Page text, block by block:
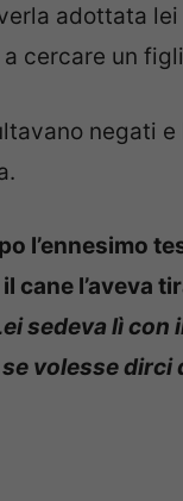
adottata
cercare un
negati e
l’ennesimo
cane l’aveva
sedeva lì con
volesse dirci